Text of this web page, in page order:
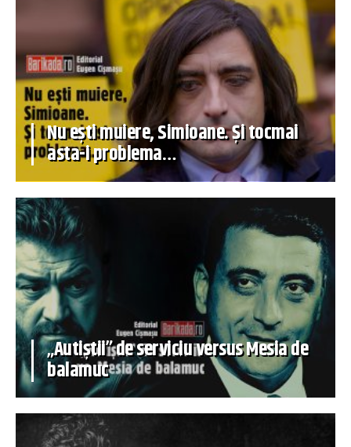
Nu ești muiere, Simioane. Și tocmai
asta-i problema…
„Autiștii” de serviciu versus Mesia de
balamuc